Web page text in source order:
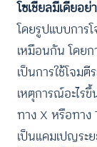
โซเชียลมีเดียอย่
โดยรูปแบบการ
เหมือนกัน โดย
เป็นการใช้โจม
เหตุการณ์อะไร
ทาง X หรือทาง
เป็นแคมเปญระ